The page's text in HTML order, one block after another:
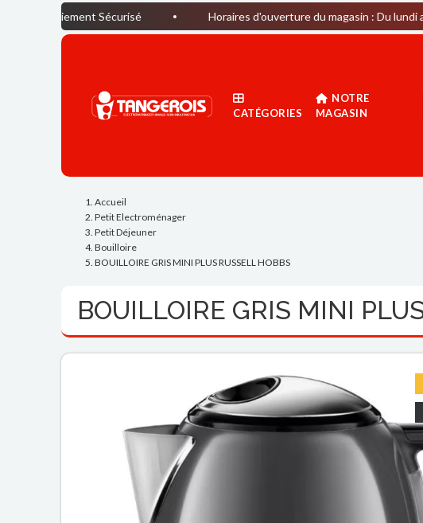
Sécurisé Horaires d'ouverture du magasin : Du lundi au Samedi:
CATÉGORIES
NOTRE
MAGASIN
Accueil
Petit Electroménager
Petit Déjeuner
Bouilloire
BOUILLOIRE GRIS MINI PLUS RUSSELL HOBBS
BOUILLOIRE GRIS MINI